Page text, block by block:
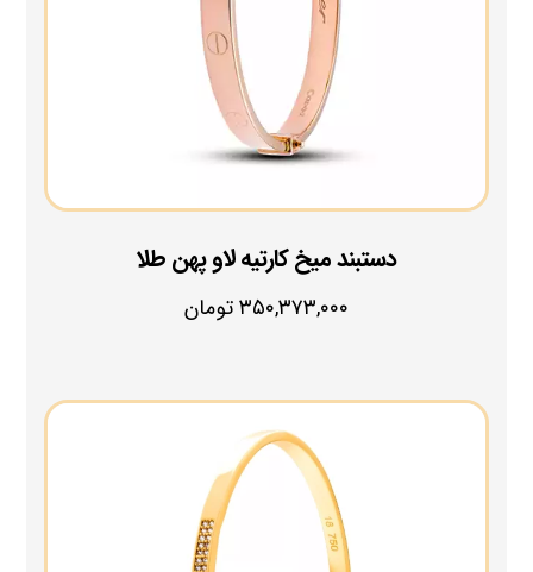
دستبند میخ کارتیه لاو پهن طلا
۳۵۰,۳۷۳,۰۰۰تومان